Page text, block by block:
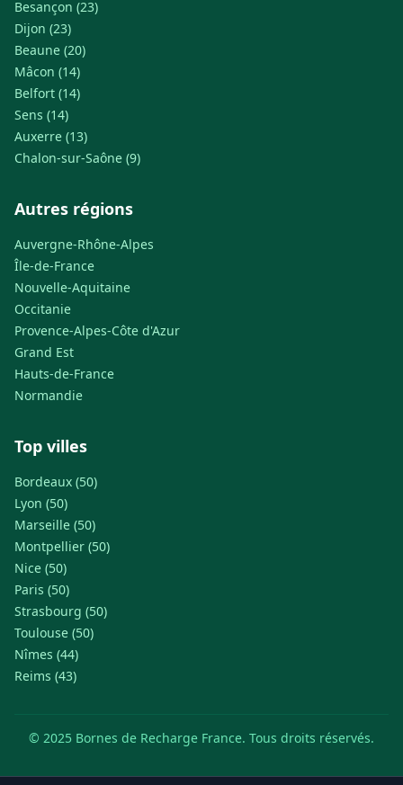
Besançon (23)
Dijon (23)
Beaune (20)
Mâcon (14)
Belfort (14)
Sens (14)
Auxerre (13)
Chalon-sur-Saône (9)
Autres régions
Auvergne-Rhône-Alpes
Île-de-France
Nouvelle-Aquitaine
Occitanie
Provence-Alpes-Côte d'Azur
Grand Est
Hauts-de-France
Normandie
Top villes
Bordeaux (50)
Lyon (50)
Marseille (50)
Montpellier (50)
Nice (50)
Paris (50)
Strasbourg (50)
Toulouse (50)
Nîmes (44)
Reims (43)
© 2025 Bornes de Recharge France. Tous droits réservés.